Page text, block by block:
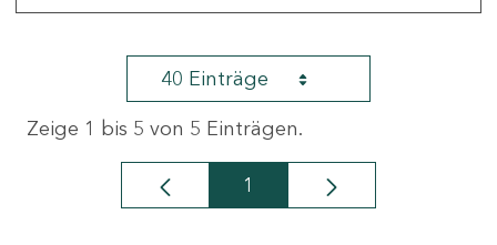
40 Einträge
Zeige 1 bis 5 von 5 Einträgen.
Seite
1